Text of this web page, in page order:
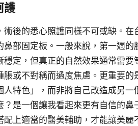
護
後的悉心照護同樣不可或缺。
部固定板。一般來說，第一週
定，但真正的自然效果通常需要
或不對稱而過度焦慮。更重要
特色」，而非將自己改造成另一
是一個讓我看起來更有自信的
上適當的醫美輔助，才能讓美麗